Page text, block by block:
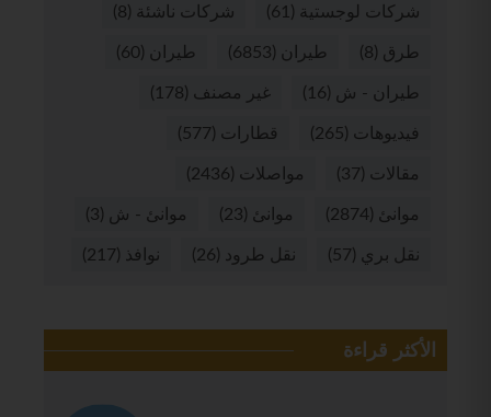
شركات لوجستية (61) شركات ناشئة (8)
طرق (8) طيران (6853) طيران (60)
طيران - ش (16) غير مصنف (178)
فيديوهات (265) قطارات (577)
مقالات (37) مواصلات (2436)
موانئ (2874) موانئ (23) موانئ - ش (3)
نقل بري (57) نقل طرود (26) نوافذ (217)
الأكثر قراءة